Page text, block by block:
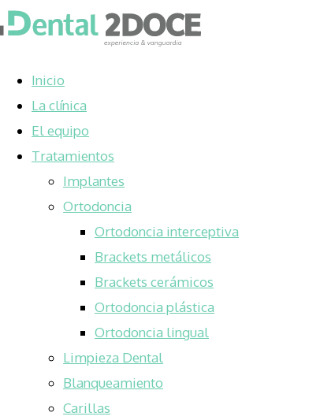
Inicio
La clínica
El equipo
Tratamientos
Implantes
Ortodoncia
Ortodoncia interceptiva
Brackets metálicos
Brackets cerámicos
Ortodoncia plástica
Ortodoncia lingual
Limpieza Dental
Blanqueamiento
Carillas